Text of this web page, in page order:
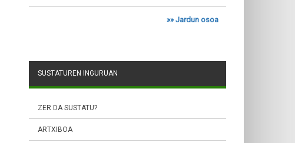
»»Jardun osoa
SUSTATUREN INGURUAN
ZER DA SUSTATU?
ARTXIBOA